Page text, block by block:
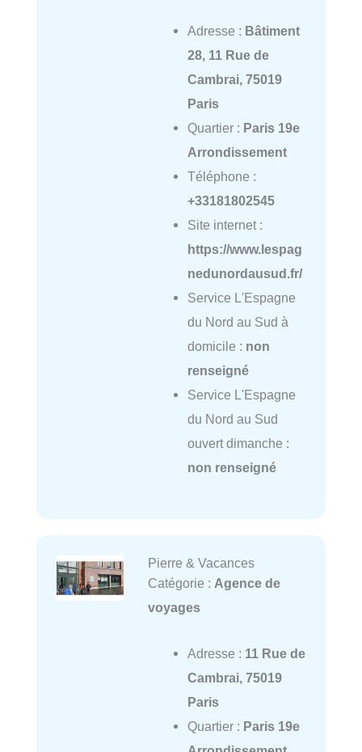
Adresse : Bâtiment
28, 11 Rue de
Cambrai, 75019
Paris
Quartier : Paris 19e
Arrondissement
Téléphone :
+33181802545
Site internet :
https://www.lespag
nedunordausud.fr/
Service L'Espagne
du Nord au Sud à
domicile : non
renseigné
Service L'Espagne
du Nord au Sud
ouvert dimanche :
non renseigné
Pierre & Vacances
Catégorie : Agence de
voyages
Adresse : 11 Rue de
Cambrai, 75019
Paris
Quartier : Paris 19e